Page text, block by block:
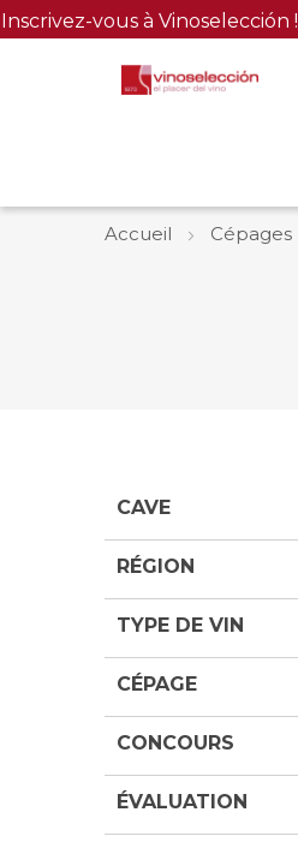
Inscrivez-vous à Vinoselección !
Accueil Cépages
CAVE
RÉGION
TYPE DE VIN
CÉPAGE
CONCOURS
ÉVALUATION